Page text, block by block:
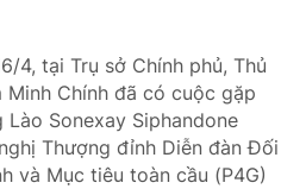
4, tại Trụ sở Chính phủ, Thủ
Minh Chính đã có cuộc gặp
Sonexay Siphandone
Thượng đỉnh Diễn đàn Đối
và Mục tiêu toàn cầu (P4G)